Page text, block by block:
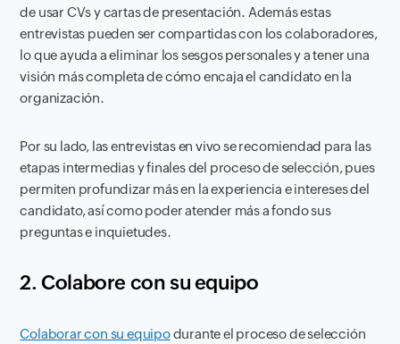
de usar CVs y cartas de presentación. Además estas
entrevistas pueden ser compartidas con los colaboradores,
lo que ayuda a eliminar los sesgos personales y a tener una
visión más completa de cómo encaja el candidato en la
organización.
Por su lado, las entrevistas en vivo se recomiendad para las
etapas intermedias y finales del proceso de selección, pues
permiten profundizar más en la experiencia e intereses del
candidato, así como poder atender más a fondo sus
preguntas e inquietudes.
2. Colabore con su equipo
Colaborar con su equipodurante el proceso de selección